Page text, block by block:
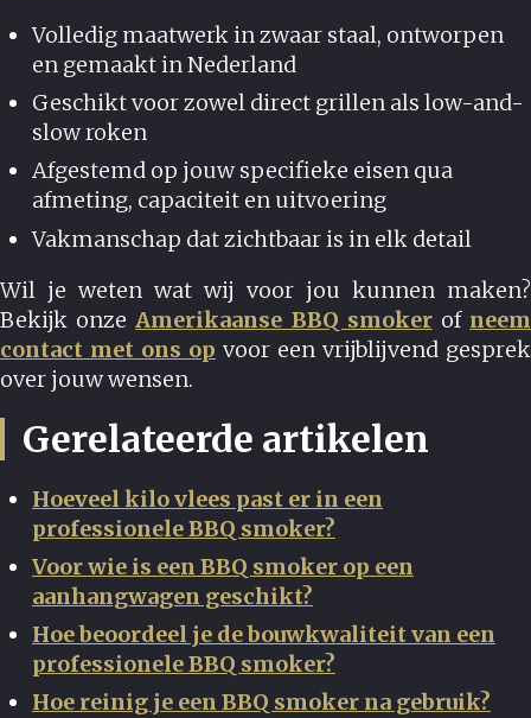
Volledig maatwerk in zwaar staal, ontworpen
en gemaakt in Nederland
Geschikt voor zowel direct grillen als low-and-
slow roken
Afgestemd op jouw specifieke eisen qua
afmeting, capaciteit en uitvoering
Vakmanschap dat zichtbaar is in elk detail
Wil je weten wat wij voor jou kunnen maken?
Bekijk onzeAmerikaanse BBQ smokerof neem
contact met ons op voor een vrijblijvend gesprek
over jouw wensen.
Gerelateerde artikelen
Hoeveel kilo vlees past er in een
professionele BBQ smoker?
Voor wie is een BBQ smoker op een
aanhangwagen geschikt?
Hoe beoordeel je de bouwkwaliteit van een
professionele BBQ smoker?
Hoe reinig je een BBQ smoker na gebruik?